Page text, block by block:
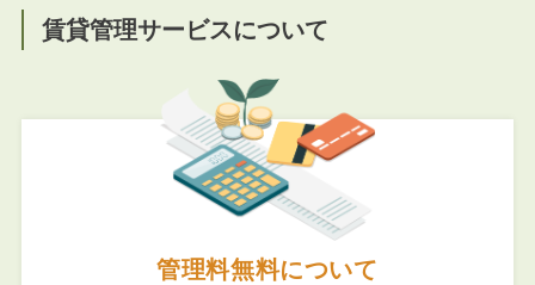
賃貸管理サービスについて
管理料無料について